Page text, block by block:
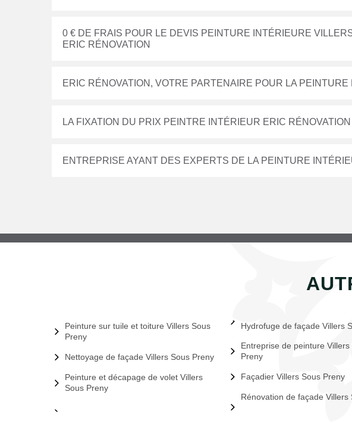
0 € DE FRAIS POUR LE DEVIS PEINTURE INTÉRIEURE
ERIC RÉNOVATION
ERIC RÉNOVATION, VOTRE PARTENAIRE POUR LA
LA FIXATION DU PRIX PEINTRE INTÉRIEUR ERIC RÉNOVATION
ENTREPRISE AYANT DES EXPERTS DE LA PEINTURE
Peinture sur tuile et toiture Villers Sous
Preny
Nettoyage de façade Villers Sous Preny
Peinture et décapage de volet Villers
Sous Preny
Hydrofuge de façade Villers
Entreprise de peinture Villers
Preny
Façadier Villers Sous Preny
Rénovation de façade Villers